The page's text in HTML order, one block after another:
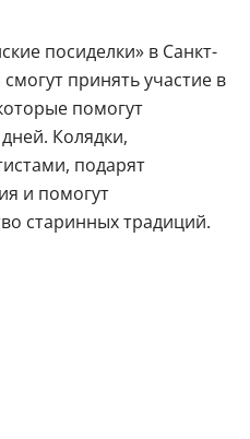
посиделки» в Санкт-
принять участие в
помогут
Колядки,
подарят
и помогут
старинных традиций.